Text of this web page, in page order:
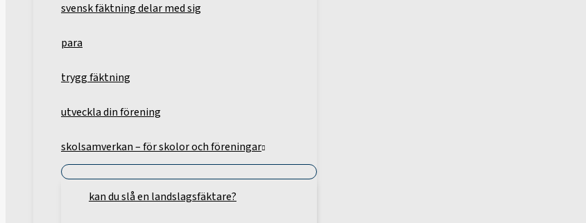
svensk fäktning delar med sig
para
trygg fäktning
utveckla din förening
skolsamverkan – för skolor och föreningar
kan du slå en landslagsfäktare?